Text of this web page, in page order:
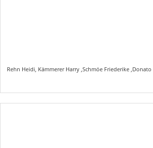
Rehn Heidi, Kämmerer Harry ,Schmöe Friederike